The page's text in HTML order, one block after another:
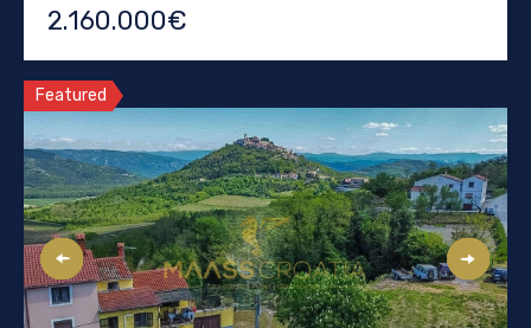
2.160.000€
Featured